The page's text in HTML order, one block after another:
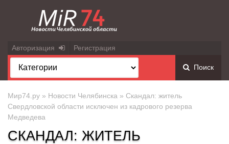
Авторизация Регистрация
Поиск
Мир74.ру » Новости Челябинска » Скандал: житель
Свердловской области исключен из кадрового резерва
Медведева
СКАНДАЛ: ЖИТЕЛЬ